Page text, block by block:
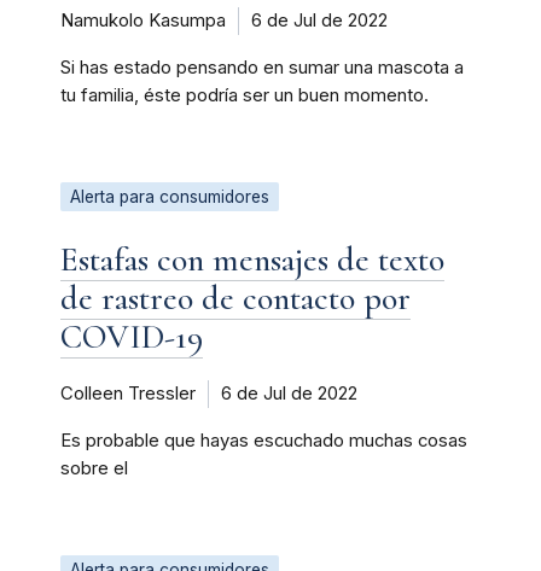
Namukolo Kasumpa 6 de Jul de 2022
Si has estado pensando en sumar una mascota a
tu familia, éste podría ser un buen momento.
Alerta para consumidores
Estafas con mensajes de texto
de rastreo de contacto por
COVID-19
Colleen Tressler 6 de Jul de 2022
Es probable que hayas escuchado muchas cosas
sobre el